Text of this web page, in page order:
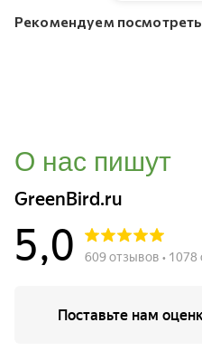
Рекомендуем посмотреть
О нас пишут